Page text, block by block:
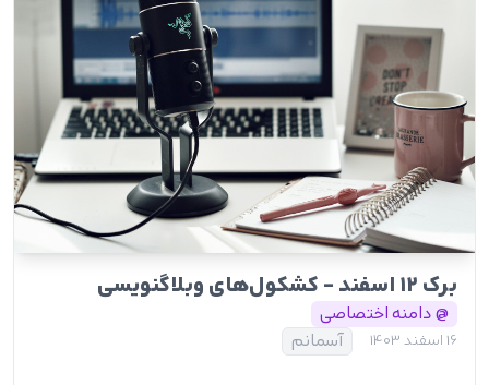
برک ۱۲ اسفند - کشکول‌های وبلاگنویسی
@ دامنه اختصاصی
16 اسفند 1403 آسمانم